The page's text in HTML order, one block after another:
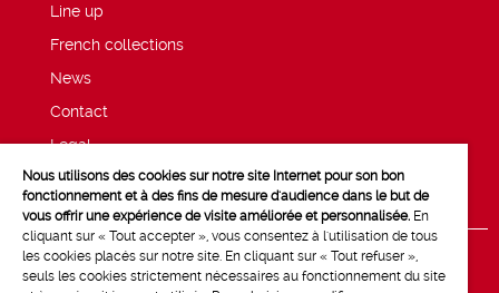
Line up
French collections
News
Contact
Legal
Privacy and cookie policy
Nous utilisons des cookies sur notre site Internet pour son bon
fonctionnement et à des fins de mesure d'audience dans le but de
vous offrir une expérience de visite améliorée et personnalisée. En
cliquant sur « Tout accepter », vous consentez à l'utilisation de tous
les cookies placés sur notre site. En cliquant sur « Tout refuser »,
seuls les cookies strictement nécessaires au fonctionnement du site